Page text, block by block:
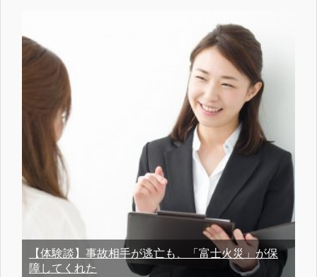
【体験談】事故相手が逃亡も、「富士火災」が保
障してくれた